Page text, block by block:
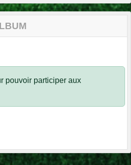
pouvoir participer aux